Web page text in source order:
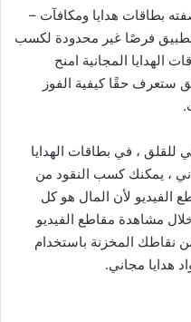
بطاقات هدايا ومكافآت –
فرصًا غير محدودة لكسب
الهدايا المجانية امنح
ستعرف حقًا كيفية الفوز
للقلق ، في بطاقات الهدايا
، يمكنك كسب النقود من
الفيديو لأن المال هو كل
مشاهدة مقاطع الفيديو
نقاطك المخزنة باستخدام
هدايا مجاني.